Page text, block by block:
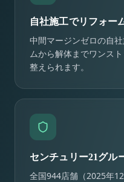
自社施工でリフォー
中間マージンゼロの自
ムから解体までワンス
整えられます。
センチュリー21グル
全国944店舗（2025年